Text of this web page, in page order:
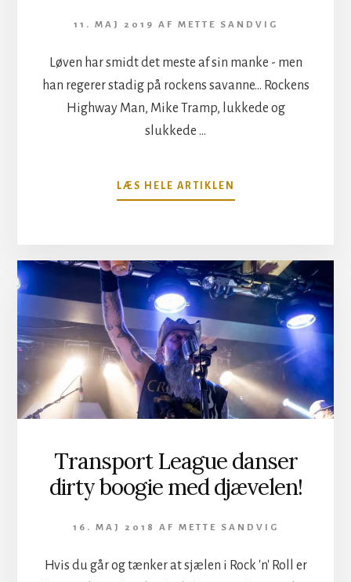
11. MAJ 2019 AF METTE SANDVIG
Løven har smidt det meste af sin manke - men
han regerer stadig på rockens savanne... Rockens
Highway Man, Mike Tramp, lukkede og
slukkede …
LÆS HELE ARTIKLEN
MIKE
NOISE
10.
2019
Transport League danser
dirty boogie med djævelen!
16. MAJ 2018 AF METTE SANDVIG
Hvis du går og tænker at sjælen i Rock 'n' Roll er